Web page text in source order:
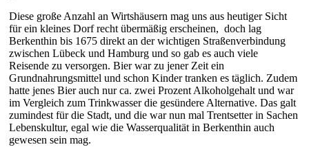
Diese große Anzahl an Wirtshäusern mag uns aus heutiger Sicht
für ein kleines Dorf recht übermäßig erscheinen, doch lag
Berkenthin bis 1675 direkt an der wichtigen Straßenverbindung
zwischen Lübeck und Hamburg und so gab es auch viele
Reisende zu versorgen. Bier war zu jener Zeit ein
Grundnahrungsmittel und schon Kinder tranken es täglich. Zudem
hatte jenes Bier auch nur ca. zwei Prozent Alkoholgehalt und war
im Vergleich zum Trinkwasser die gesündere Alternative. Das galt
zumindest für die Stadt, und die war nun mal Trentsetter in Sachen
Lebenskultur, egal wie die Wasserqualität in Berkenthin auch
gewesen sein mag.